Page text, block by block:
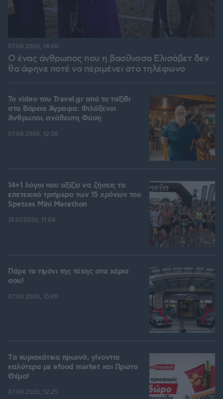
Ο ένας άνθρωπος που η βασίλισσα Ελισάβετ δεν
θα άφηνε ποτέ να περιμένει στο τηλέφωνο
07.08.2026, 14:00
To video του Travel.gr από το ταξίδι
στα Βόρεια Άγραφα: Φιλόξενοι
Άνθρωποι, ανόθευτη Φύση
07.08.2026, 12:38
14+1 λόγοι που αξίζει να ζήσεις το
επετειακό τριήμερο των 15 χρόνων του
Spetses Mini Marathon
31.07.2026, 11:04
Πάρε το τιμόνι της τύχης στα χέρια
σου!
07.08.2026, 15:00
Tα κυριακάτικα πρωινά, γίνονται
καλύτερα με efood market και Πρώτο
Θέμα!
07.08.2026, 12:25